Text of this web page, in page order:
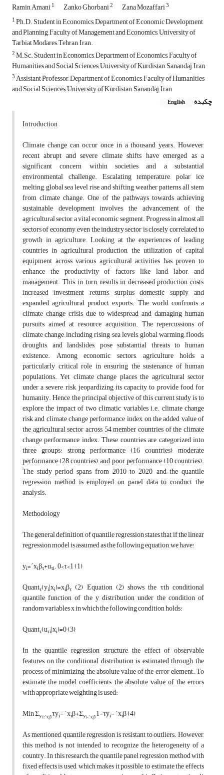
Ramin Amani1 Zanko Ghorbani2 Zana Mozaffari3
1Ph.D. Student in Economics, Department of Economic Development
and Planning, Faculty of Management and Economics, University of
Tarbiat Modares, Tehran, Iran.
2M.Sc. Student in Economics, Department of Economics, Faculty of
Humanities and Social Sciences, University of Kurdistan, Sanandaj, Iran
3Assistant Professor, Department of Economics, Faculty of Humanities
and Social Sciences, University of Kurdistan, Sanandaj, Iran
چکیده
English
Introduction
Climate change can occur once in a thousand years. However,
recent abrupt and severe climate shifts have emerged as a
significant concern within societies and a substantial
environmental challenge. Escalating temperature, polar ice
melting, global sea level rise, and shifting weather patterns, all stem
from climate change. One of the pathways towards achieving
sustainable development involves the advancement of the
agricultural sector, a vital economic segment. Progress in almost all
sectors of economy, even the industry sector is closely correlated to
growth in agriculture. Looking at the experiences of leading
countries in agricultural production, the utilization of capital
equipment across various agricultural activities has proven to
enhance the productivity of factors like land, labor, and
management. This, in turn, results in decreased production costs,
increased investment returns, surplus domestic supply, and
expanded agricultural product exports. The world confronts a
climate change crisis due to widespread and damaging human
pursuits aimed at resource acquisition. The repercussions of
climate change, including rising sea levels, global warming, floods,
droughts, and landslides, pose substantial threats to human
existence. Among economic sectors, agriculture holds a
particularly critical role in ensuring the sustenance of human
populations. Yet, climate change places the agricultural sector
under a severe risk, jeopardizing its capacity to provide food for
humanity. Hence, the principal objective of this current study is to
explore the impact of two climatic variables i.e. climate change
risk and climate change performance index, on the added value of
the agricultural sector across 54 member countries of the climate
change performance index. These countries are categorized into
three groups: strong performance (16 countries), moderate
performance (28 countries), and poor performance (10 countries).
The study period spans from 2010 to 2020, and the quantile
regression method is employed on panel data to conduct the
analysis.
Methodology
The general definition of quantile regression states that if the linear
regression model is assumed as the following equation, we have:
yi=ˊxiβτ+uτi. 0<τ<1(1)
Quantτ(yi|xi)=xiβτ (2) Equation (2) shows the τth conditional
quantile function of the y distribution under the condition of
random variables x in which the following condition holds:
Quantτ(uτi|xi)=0(3)
In the quantile regression structure, the effect of observable
features on the conditional distribution is estimated through the
process of minimizing the absolute value of the error element. To
estimate the model coefficients, the absolute value of the errors
with appropriate weighting is used:
MinΣyi≥ˊxiβτyi-ˊxiβ+Σyi<ˊxiβ1-τyi-ˊxiβ(4)
As mentioned, quantile regression is resistant to outliers. However,
this method is not intended to recognize the heterogeneity of a
country. In this research, the quantile panel regression method with
fixed effects is used, which makes it possible to estimate the effects